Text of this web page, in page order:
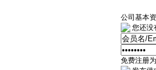
公司基本
您还没
免费注册